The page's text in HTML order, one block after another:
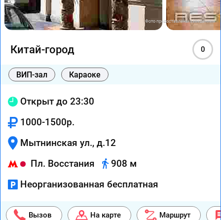
Фото предоставлены заведением
Китай-город 0
ВИП-зал Караоке
Открыт до 23:30
1000-1500р.
Мытнинская ул., д.12
Пл. Восстания
908 м
Неорганизованная бесплатная
Вызов На карте Маршрут